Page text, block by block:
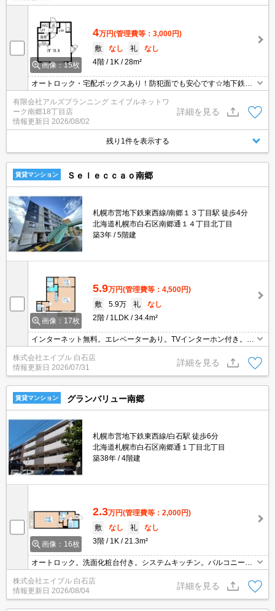
画像：15枚
4万円(管理費等：3,000円)
敷
なし 礼
なし
4階
1K 28m²
オートロック・宅配ボックスあり！防犯面でも安心です☆地下鉄東
西線「南郷１３丁目」駅 徒歩５分♪
有限会社アルズプランニング エイブルネットワ
ーク南郷18丁目店
情報更新日 2026/08/02
詳細を見る
残り1件を表示する
賃貸マンション Ｓｅｌｅｃｃａｏ南郷
札幌市営地下鉄東西線/南郷１３丁目駅 徒歩4分
北海道札幌市白石区南郷通１４丁目北丁目
築3年
5階建
画像：17枚
5.9万円(管理費等：4,500円)
敷
5.9万 礼
なし
2階
1LDK 34.4m²
インターネット無料。エレベーターあり。TVインターホン付き。エ
アコン付き。BS。宅配ボックスあり。オートロック。システムキッ
チン。エレベーターあり。駐輪場有。初期費用カード払い可。
株式会社エイブル 白石店
情報更新日 2026/07/31
詳細を見る
賃貸マンション グランバリュー南郷
札幌市営地下鉄東西線/白石駅 徒歩6分
北海道札幌市白石区南郷通１丁目北丁目
築38年
4階建
画像：16枚
2.3万円(管理費等：2,000円)
敷
なし 礼
なし
3階
1K 21.3m²
オートロック。洗面化粧台付き。システムキッチン。バルコニー。
日当たり良好！心地よい室内環境！。室内に洗濯機置場あり。イン
ターネット使用料無料!。シューズボックス付き。仲介手数料家賃の
0.55ヵ月分。
株式会社エイブル 白石店
情報更新日 2026/08/04
詳細を見る